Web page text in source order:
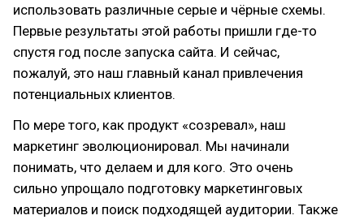
использовать различные серые и чёрные схемы.
Первые результаты этой работы пришли где-то
спустя год после запуска сайта. И сейчас,
пожалуй, это наш главный канал привлечения
потенциальных клиентов.
По мере того, как продукт «созревал», наш
маркетинг эволюционировал. Мы начинали
понимать, что делаем и для кого. Это очень
сильно упрощало подготовку маркетинговых
материалов и поиск подходящей аудитории. Также